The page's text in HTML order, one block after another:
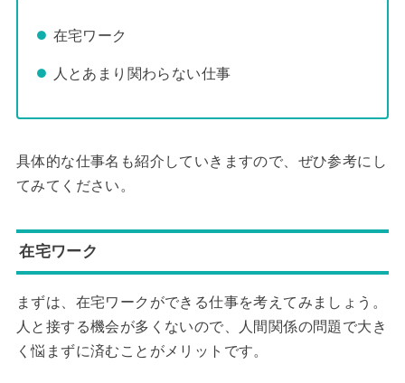
在宅ワーク
人とあまり関わらない仕事
具体的な仕事名も紹介していきますので、ぜひ参考にし
てみてください。
在宅ワーク
まずは、在宅ワークができる仕事を考えてみましょう。
人と接する機会が多くないので、人間関係の問題で大き
く悩まずに済むことがメリットです。